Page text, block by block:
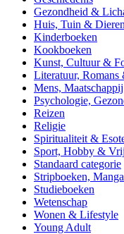
Gezondheid &
Huis, Tuin & Dieren
Kinderboeken
Kookboeken
Kunst, Cultuur &
Literatuur,
Mens,
Psychologie,
Reizen
Religie
Spiritualiteit &
Sport, Hobby &
Standaard categorie
Stripboeken,
Studieboeken
Wetenschap
Wonen & Lifestyle
Young Adult